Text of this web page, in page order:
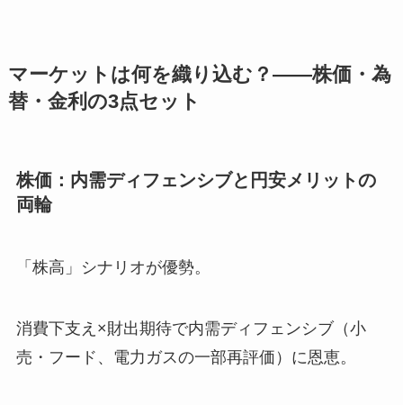
マーケットは何を織り込む？——株価・為
替・金利の3点セット
株価：内需ディフェンシブと円安メリットの
両輪
「株高」シナリオが優勢。
消費下支え×財出期待で内需ディフェンシブ（小
売・フード、電力ガスの一部再評価）に恩恵。